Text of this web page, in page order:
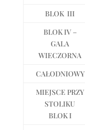
BLOK III
BLOK IV –
GALA
WIECZORNA
CAŁODNIOWY
MIEJSCE PRZY
STOLIKU
BLOK I